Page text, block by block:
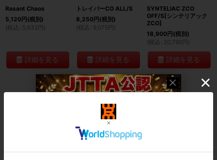
Rasant Chaos
5,120 円 (税別)
(税込 : 5,632 円 )
詳細を見る
トレイバーCO ALL/S
8,250円 (税別)
(税込 : 9,075 円 )
詳細を見る
SYNTELIAC ZCO
OFF/S[シンテリアック
ZCO]
18,900円 (税別)
(税込 : 20,790 円 )
詳細を見る
OFF[シンテリアック
Ao]
Ren]